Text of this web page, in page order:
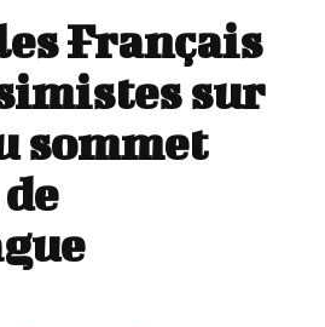
Français
sur
sommet